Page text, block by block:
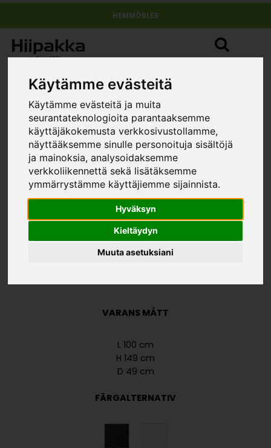
Käytämme evästeitä
Käytämme evästeitä ja muita
seurantateknologioita parantaaksemme
käyttäjäkokemusta verkkosivustollamme,
näyttääksemme sinulle personoituja sisältöjä
ja mainoksia, analysoidaksemme
verkkoliikennettä sekä lisätäksemme
ymmärrystämme käyttäjiemme sijainnista.
Hyväksyn
Kieltäydyn
Muuta asetuksiani
HEMMÖBLER
Niklas N8.8 låg vitrin 100 cm
hemmöbler » Möbelserier »Niklas»
vitrin 100 cm
STORLEK
VARANS MÅTT
L 100 cm
H 149 cm
D 49 cm
FÄRGALTERNATIV